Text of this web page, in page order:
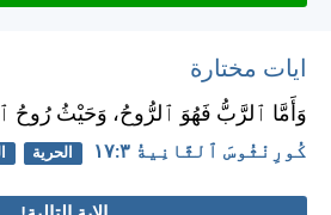
ايات مختارة
وَأَمَّا ٱلرَّبُّ فَهُوَ ٱلرُّوحُ، وَحَيْثُ رُوحُ
كُورِنْثُوسَ ٱلثَّانِيةُ ٣:‏١٧ الحرية